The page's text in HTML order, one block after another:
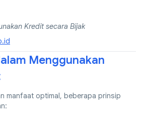
Kredit secara Bijak
Menggunakan
manfaat optimal, beberapa prinsip